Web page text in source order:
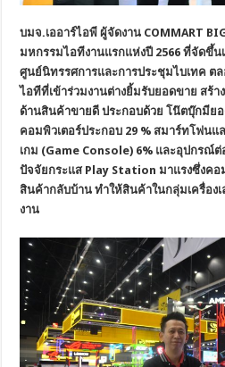
บมจ.เออาร์ไอพี ผู้จัดงาน COMMART
มหกรรมไอทีงานแรกแห่งปี 2566 ที่จัดขึ้
ศูนย์นิทรรศการและการประชุมไบเทค ต
ไอทีที่เข้าร่วมงานต่างยิ้มรับยอดขาย สร้า
ด้านสินค้าขายดี ประกอบด้วย โน๊ตบุ๊กมีย
คอมพิวเตอร์ประกอบ 29 % สมาร์ทโฟนแ
เกม (Game Console) 6% และอุปกรณ์ต่
ปัจจัยกระแส Play Station มาแรงซึ่งคอ
สินค้ากลับบ้าน ทำให้สินค้าในกลุ่มเครื่อง
งาน